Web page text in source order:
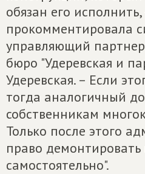
обязан его исполнить,
прокомментировала
управляющий
бюро "Удеревская и
Удеревская. – Если
тогда аналогичный
собственникам
Только после этого
право
самостоятельно".